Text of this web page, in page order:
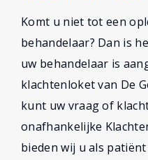
Komt u niet tot een
behandelaar? Dan is
uw behandelaar is
klachtenloket van De
kunt uw vraag of
onafhankelijke
bieden wij u als